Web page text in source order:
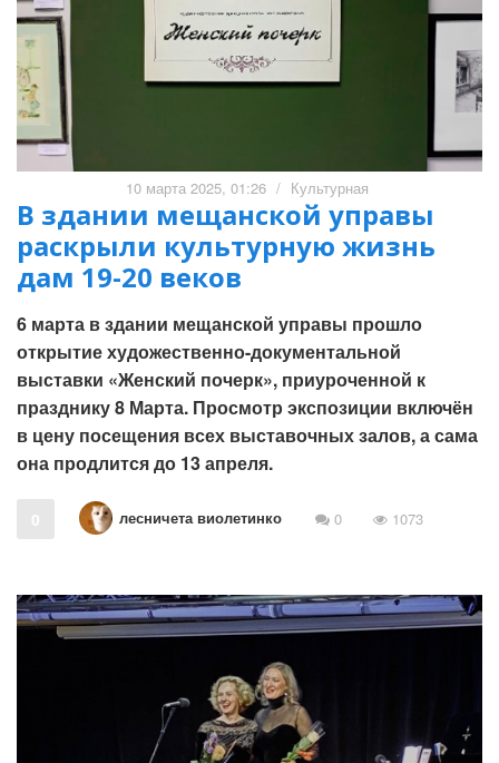
10 марта 2025, 01:26 / Культурная
В здании мещанской управы
раскрыли культурную жизнь
дам 19-20 веков
6 марта в здании мещанской управы прошло
открытие художественно-документальной
выставки «Женский почерк», приуроченной к
празднику 8 Марта. Просмотр экспозиции включён
в цену посещения всех выставочных залов, а сама
она продлится до 13 апреля.
0 лесничета виолетинко 0 1073